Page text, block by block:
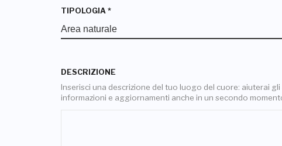
TIPOLOGIA *
DESCRIZIONE
Inserisci una descrizione del tuo luogo del cuore: aiuterai
informazioni e aggiornamenti anche in un secondo